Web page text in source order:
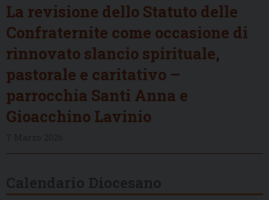
La revisione dello Statuto delle
Confraternite come occasione di
rinnovato slancio spirituale,
pastorale e caritativo –
parrocchia Santi Anna e
Gioacchino Lavinio